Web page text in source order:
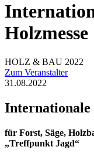
Holzmesse
HOLZ & BAU 2022
Zum Veranstalter
31.08.2022
Internationale
für Forst, Säge,
„Treffpunkt Jagd“